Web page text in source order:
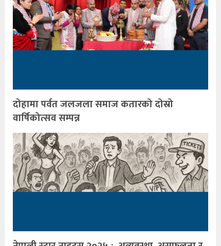
दोहामा पर्वत जलजला समाज कतारको दोस्रो
वार्षिकोत्सव सम्पन्न